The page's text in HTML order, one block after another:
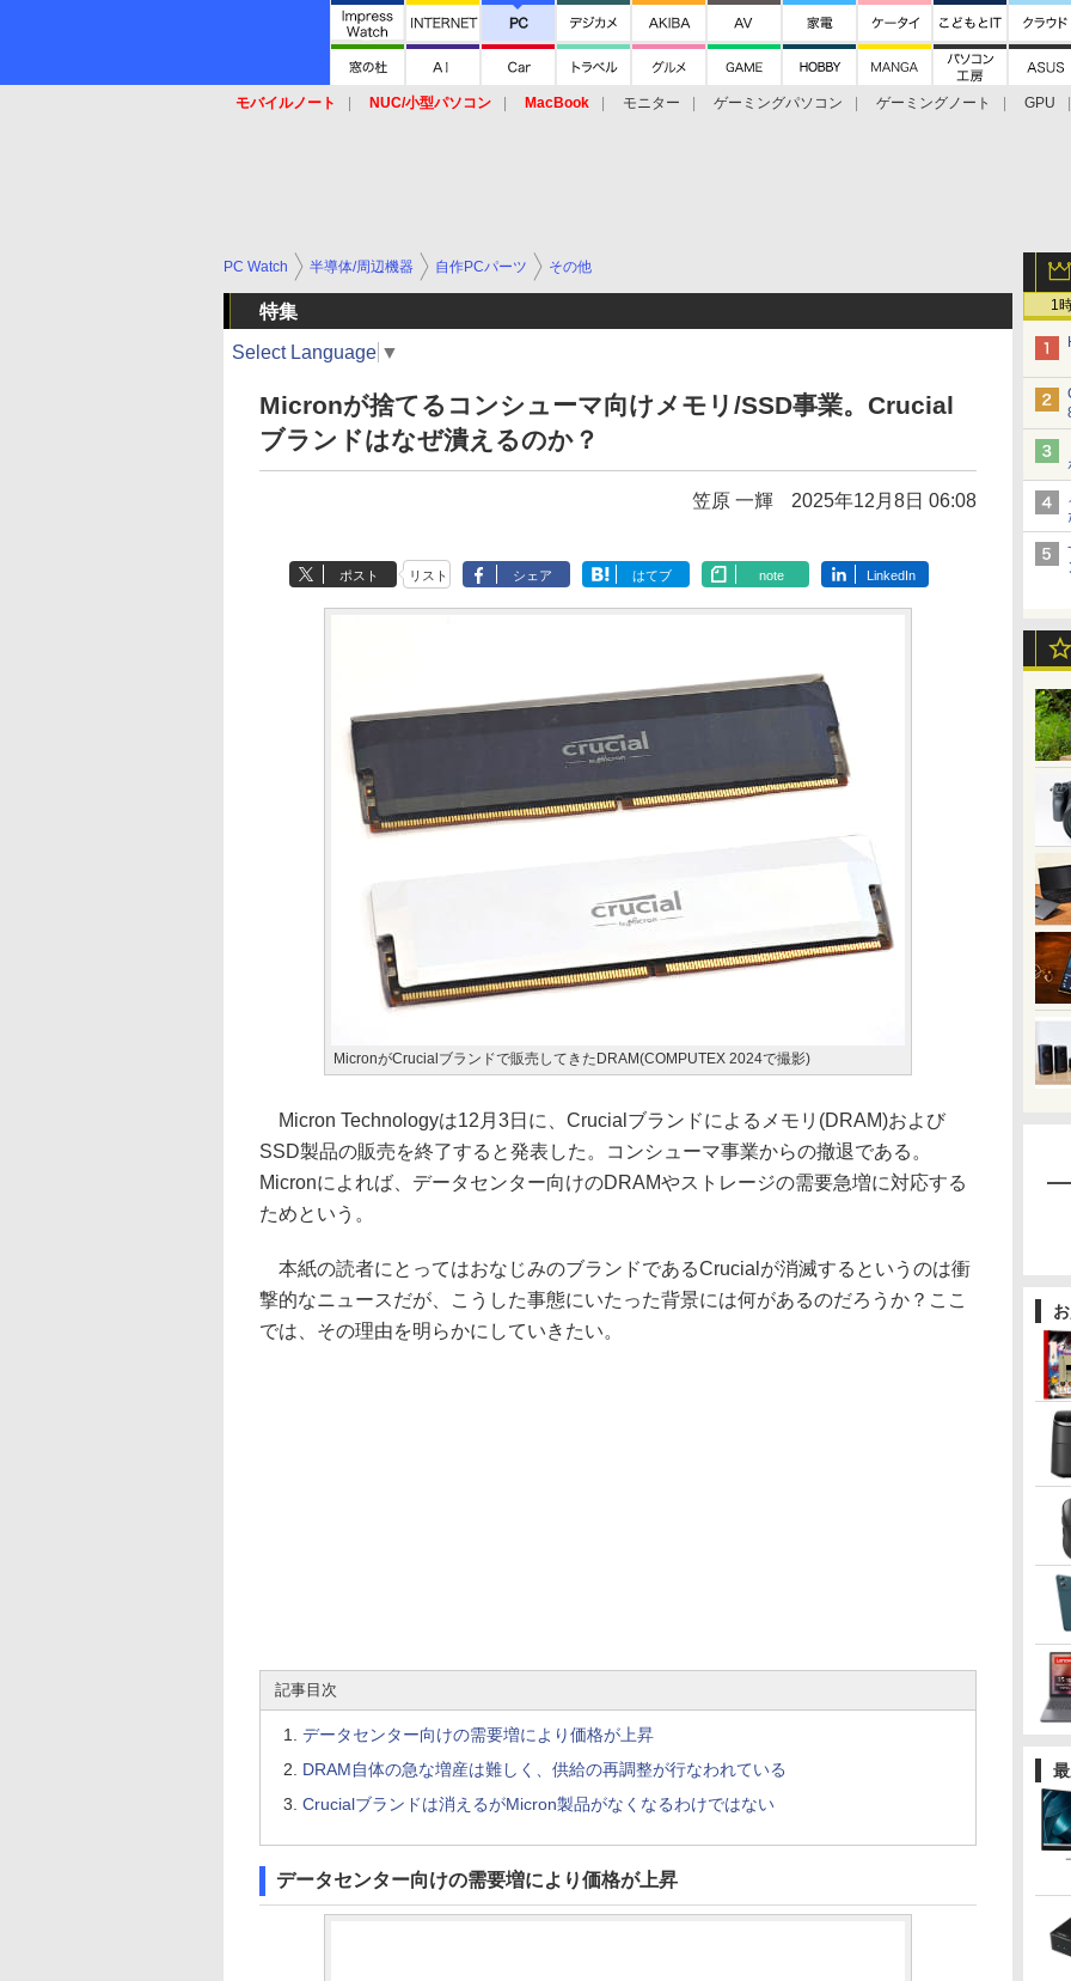
モバイルノート NUC/小型パソコン MacBook モニター ゲーミングパソコン ゲーミングノート
GPU
1
PC Watch 半導体/周辺機器 自作PCパーツ その他
特集
Select Language ▼
Micronが捨てるコンシューマ向けメモリ/SSD事業。Crucial
ブランドはなぜ潰えるのか？
笠原 一輝 2025年12月8日 06:08
ポスト リスト シェア はてブ note LinkedIn
MicronがCrucialブランドで販売してきたDRAM(COMPUTEX 2024で撮影)
Micron Technologyは12月3日に、Crucialブランドによるメモリ(DRAM)および
SSD製品の販売を終了すると発表した。コンシューマ事業からの撤退である。
Micronによれば、データセンター向けのDRAMやストレージの需要急増に対応する
ためという。
本紙の読者にとってはおなじみのブランドであるCrucialが消滅するというのは衝
撃的なニュースだが、こうした事態にいたった背景には何があるのだろうか？ここ
では、その理由を明らかにしていきたい。
記事目次
データセンター向けの需要増により価格が上昇
DRAM自体の急な増産は難しく、供給の再調整が行なわれている
Crucialブランドは消えるがMicron製品がなくなるわけではない
データセンター向けの需要増により価格が上昇